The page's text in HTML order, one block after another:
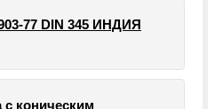
77 DIN 345 ИНДИЯ
коническим